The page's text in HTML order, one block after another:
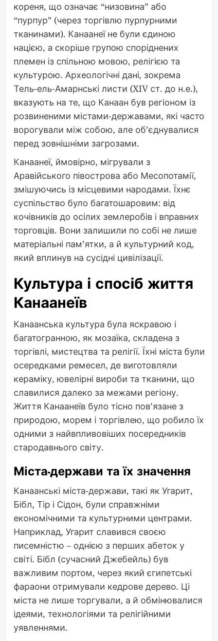
кореня, що означає “низовина” або
“пурпур” (через торгівлю пурпурними
тканинами). Канаанеї не були єдиною
нацією, а скоріше групою споріднених
племен із спільною мовою, релігією та
культурою. Археологічні дані, зокрема
Тель-ель-Амарнські листи (XIV ст. до н.е.),
вказують на те, що Канаан був регіоном із
розвиненими містами-державами, які часто
ворогували між собою, але об’єднувалися
перед зовнішніми загрозами.
Канаанеї, ймовірно, мігрували з
Аравійського півострова або Месопотамії,
змішуючись із місцевими народами. Їхнє
суспільство було багатошаровим: від
кочівників до осілих землеробів і вправних
торговців. Вони залишили по собі не лише
матеріальні пам’ятки, а й культурний код,
який вплинув на сусідні цивілізації.
Культура і спосіб життя
Канаанеїв
Канаанська культура була яскравою і
багатогранною, як мозаїка, складена з
торгівлі, мистецтва та релігії. Їхні міста були
осередками ремесел, де виготовляли
кераміку, ювелірні вироби та тканини, що
славилися далеко за межами регіону.
Життя Канаанеїв було тісно пов’язане з
природою, морем і торгівлею, що робило їх
одними з найвпливовіших посередників
стародавнього світу.
Міста-держави та їх значення
Канаанські міста-держави, такі як Угарит,
Бібл, Тір і Сідон, були справжніми
економічними та культурними центрами.
Наприклад, Угарит славився своєю
писемністю – однією з перших абеток у
світі. Бібл (сучасний Джебейль) був
важливим портом, через який єгипетські
фараони отримували кедрове дерево. Ці
міста не лише торгували, а й обмінювалися
ідеями, технологіями та релігійними
уявленнями.